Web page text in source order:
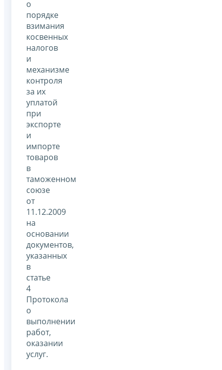
о
порядке
взимания
косвенных
налогов
и
механизме
контроля
за их
уплатой
при
экспорте
и
импорте
товаров
в
таможенном
союзе
от
11.12.2009
на
основании
документов,
указанных
в
статье
4
Протокола
о
выполнении
работ,
оказании
услуг.